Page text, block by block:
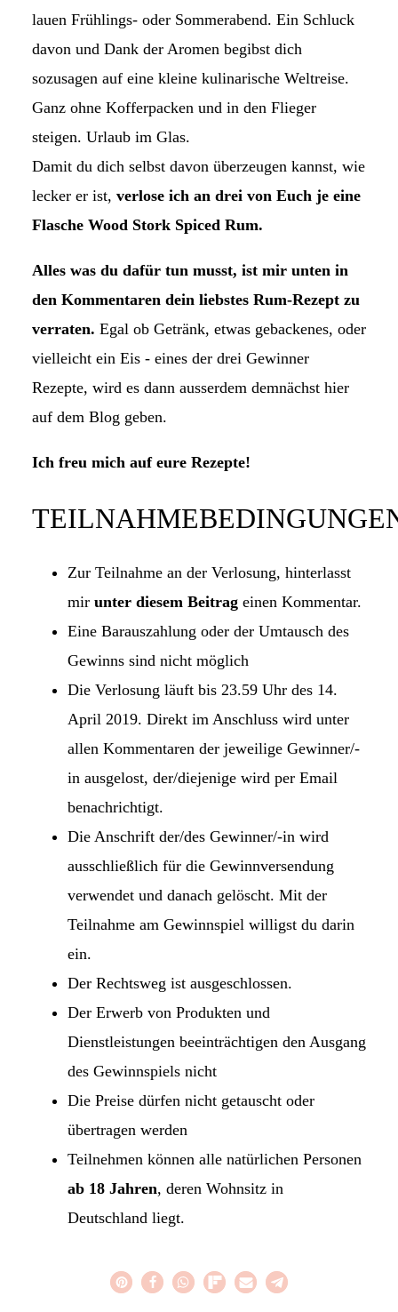
lauen Frühlings- oder Sommerabend. Ein Schluck
davon und Dank der Aromen begibst dich
sozusagen auf eine kleine kulinarische Weltreise.
Ganz ohne Kofferpacken und in den Flieger
steigen. Urlaub im Glas.
Damit du dich selbst davon überzeugen kannst, wie
lecker er ist, verlose ich an drei von Euch je eine
Flasche Wood Stork Spiced Rum.
Alles was du dafür tun musst, ist mir unten in
den Kommentaren dein liebstes Rum-Rezept zu
verraten. Egal ob Getränk, etwas gebackenes, oder
vielleicht ein Eis - eines der drei Gewinner
Rezepte, wird es dann ausserdem demnächst hier
auf dem Blog geben.
Ich freu mich auf eure Rezepte!
Zur Teilnahme an der Verlosung, hinterlasst
mir unter diesem Beitrageinen Kommentar.
Eine Barauszahlung oder der Umtausch des
Gewinns sind nicht möglich
Die Verlosung läuft bis 23.59 Uhr des 14.
April 2019. Direkt im Anschluss wird unter
allen Kommentaren der jeweilige Gewinner/-
in ausgelost, der/diejenige wird per Email
benachrichtigt.
Die Anschrift der/des Gewinner/-in wird
ausschließlich für die Gewinnversendung
verwendet und danach gelöscht. Mit der
Teilnahme am Gewinnspiel willigst du darin
ein.
Der Rechtsweg ist ausgeschlossen.
Der Erwerb von Produkten und
Dienstleistungen beeinträchtigen den Ausgang
des Gewinnspiels nicht
Die Preise dürfen nicht getauscht oder
übertragen werden
Teilnehmen können alle natürlichen Personen
ab 18 Jahren, deren Wohnsitz in
Deutschland liegt.